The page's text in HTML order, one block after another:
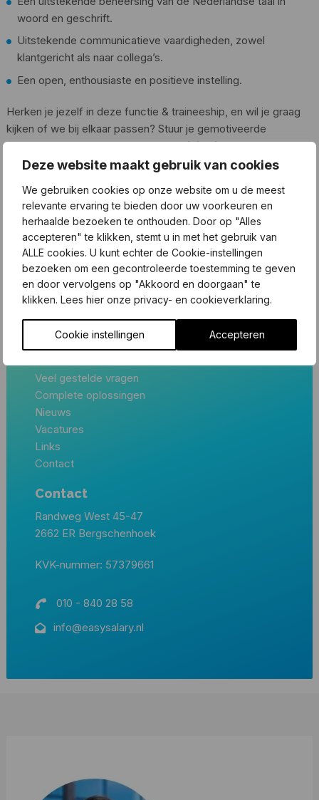
Deze website maakt gebruik van cookies
We gebruiken cookies op onze website om u de meest
relevante ervaring te bieden door uw voorkeuren en
herhaalde bezoeken te onthouden. Door op "Alles
accepteren" te klikken, stemt u in met het gebruik van
ALLE cookies. U kunt echter de Cookie-instellingen
bezoeken om een gecontroleerde toestemming te geven
en door vervolgens op "Akkoord en doorgaan" te
klikken. Lees hier onze privacy- en cookieverklaring.
Cookie instellingen Accepteren
woord en geschrift.
Uitstekende communicatieve vaardigheden, zowel
klantgericht als naar collega’s.
Een open, enthousiaste en positieve instelling.
Herken je jezelf in deze functie & traineeship, en wil je graag
kijken of we bij elkaar passen? Stuur je gemotiveerde
sollicitatiebrief inclusief CV naar:sollicitatie@easysalary.nl.
Pas je binnen het profiel? Dan nemen wij contact met je op om
Bericht
navigatie
Volgende vacature
Snel naar…
Veel gestelde vragen
Complete oplossingen
Nieuws
Vacatures
Links
Contact
Contact
Randweg West 45-47
2662 ER Bergschenhoek
KVK-nummer: 57379661
010 - 840 28 58
info@easysalary.nl